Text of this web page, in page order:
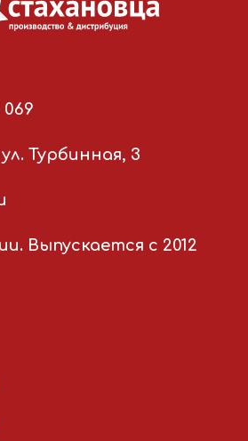
069
Турбинная, 3
Выпускается с 2012